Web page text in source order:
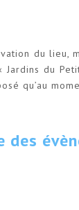
du lieu,
du
qu’au
des